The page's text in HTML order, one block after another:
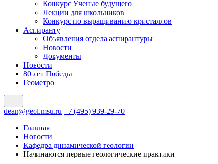
Конкурс Ученые будущего
Лекции для школьников
Конкурс по выращиванию кристаллов
Аспиранту
Объявления отдела аспирантуры
Новости
Документы
Новости
80 лет Победы
Геометро
dean@geol.msu.ru +7 (495) 939-29-70
Главная
Новости
Кафедра динамической геологии
Начинаются первые геологические практики